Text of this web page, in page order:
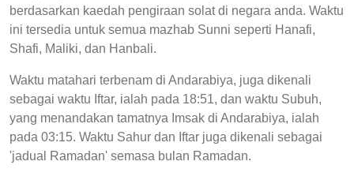
berdasarkan kaedah pengiraan solat di negara anda. Waktu
ini tersedia untuk semua mazhab Sunni seperti Hanafi,
Shafi, Maliki, dan Hanbali.
Waktu matahari terbenam di Andarabiya, juga dikenali
sebagai waktu Iftar, ialah pada 18:51, dan waktu Subuh,
yang menandakan tamatnya Imsak di Andarabiya, ialah
pada 03:15. Waktu Sahur dan Iftar juga dikenali sebagai
'jadual Ramadan' semasa bulan Ramadan.